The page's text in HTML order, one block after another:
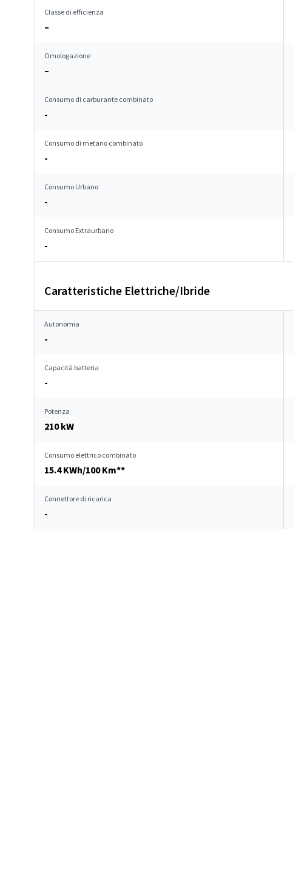
Classe di efficienza
–
Omologazione
–
Consumo di carburante combinato
-
Consumo di metano combinato
-
Consumo Urbano
-
Consumo Extraurbano
-
Caratteristiche Elettriche/Ibride
Autonomia
-
Capacità batteria
-
Potenza
210 kW
Consumo elettrico combinato
15.4 KWh/100 Km**
Connettore di ricarica
-